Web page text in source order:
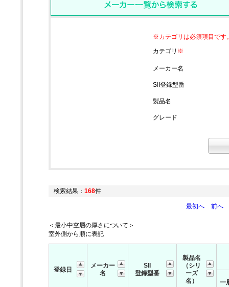
※カテゴリは必須項目です
カテゴリ ※
メーカー名
SII登録型番
製品名
グレード
検索結果： 168件
最初へ 前へ
＜最小中空層の厚さについて＞
室外側から順に表記
登録日
メーカー
名
SII
登録型番
製品名
（シリ
ーズ
名）
一